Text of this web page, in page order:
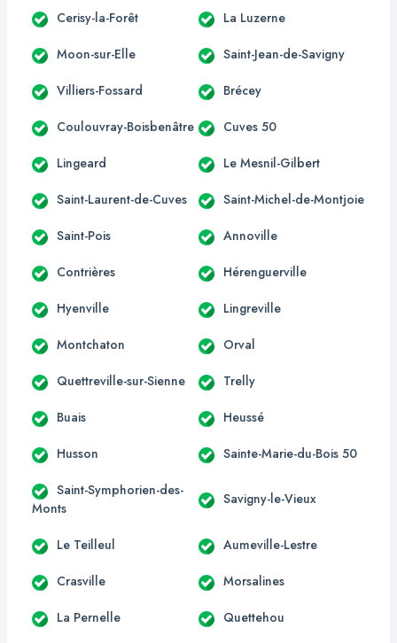
Cerisy-la-Forêt La Luzerne
Moon-sur-Elle Saint-Jean-de-Savigny
Villiers-Fossard Brécey
Coulouvray-Boisbenâtre Cuves 50
Lingeard Le Mesnil-Gilbert
Saint-Laurent-de-Cuves Saint-Michel-de-Montjoie
Saint-Pois Annoville
Contrières Hérenguerville
Hyenville Lingreville
Montchaton Orval
Quettreville-sur-Sienne Trelly
Buais Heussé
Husson Sainte-Marie-du-Bois 50
Saint-Symphorien-des-
Monts
Savigny-le-Vieux
Le Teilleul Aumeville-Lestre
Crasville Morsalines
La Pernelle Quettehou